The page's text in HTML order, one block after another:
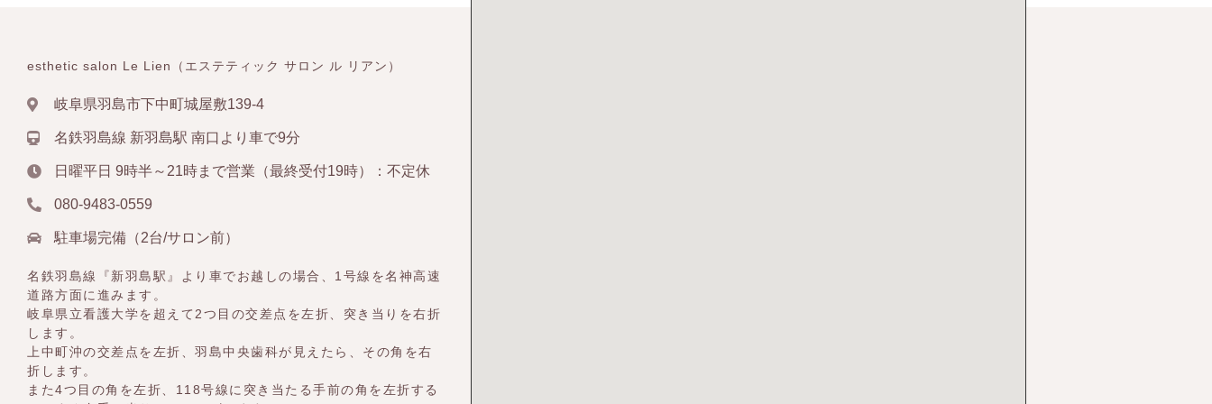
esthetic salon Le Lien（エステティック サロン ル リアン）
岐阜県羽島市下中町城屋敷139-4
名鉄羽島線 新羽島駅 南口より車で9分
日曜平日 9時半～21時まで営業（最終受付19時）：不定休
080-9483-0559
駐車場完備（2台/サロン前）
名鉄羽島線『新羽島駅』より車でお越しの場合、1号線を名神高速
道路方面に進みます。
岐阜県立看護大学を超えて2つ目の交差点を左折、突き当りを右折
します。
上中町沖の交差点を左折、羽島中央歯科が見えたら、その角を右
折します。
また4つ目の角を左折、118号線に突き当たる手前の角を左折する